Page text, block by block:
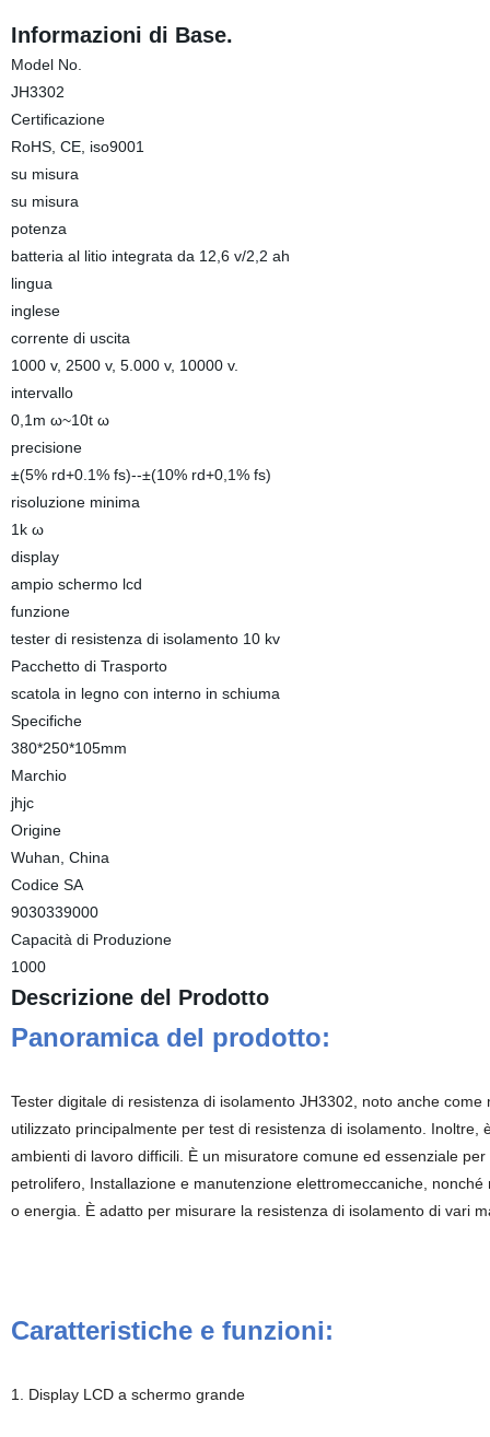
Informazioni di Base.
Model No.
JH3302
Certificazione
RoHS, CE, iso9001
su misura
su misura
potenza
batteria al litio integrata da 12,6 v/2,2 ah
lingua
inglese
corrente di uscita
1000 v, 2500 v, 5.000 v, 10000 v.
intervallo
0,1m ω~10t ω
precisione
±(5% rd+0.1% fs)--±(10% rd+0,1% fs)
risoluzione minima
1k ω
display
ampio schermo lcd
funzione
tester di resistenza di isolamento 10 kv
Pacchetto di Trasporto
scatola in legno con interno in schiuma
Specifiche
380*250*105mm
Marchio
jhjc
Origine
Wuhan, China
Codice SA
9030339000
Capacità di Produzione
1000
Descrizione del Prodotto
Panoramica del prodotto:
Tester digitale di resistenza di isolamento JH3302, noto anche
utilizzato principalmente per test di resistenza di isolamento.
ambienti di lavoro difficili. È un misuratore comune ed essenziale
petrolifero, Installazione e manutenzione elettromeccaniche,
o energia. È adatto per misurare la resistenza di isolamento di vari
Caratteristiche e funzioni:
1. Display LCD a schermo grande